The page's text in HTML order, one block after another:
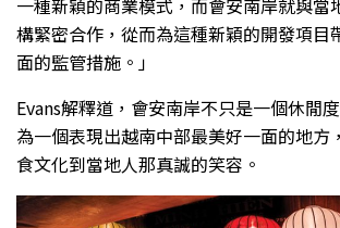
構緊密合作，從而為這種新穎的開發項目
面的監管措施。」
Evans解釋道，會安南岸不只是一個休閒
為一個表現出越南中部最美好一面的地方
食文化到當地人那真誠的笑容。